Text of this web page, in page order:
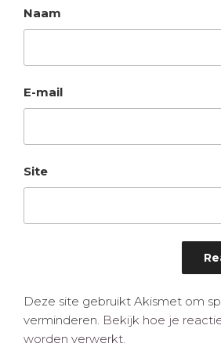
Naam
E-mail
Site
Deze site gebruikt Akismet om
verminderen. Bekijk hoe je
worden verwerkt.